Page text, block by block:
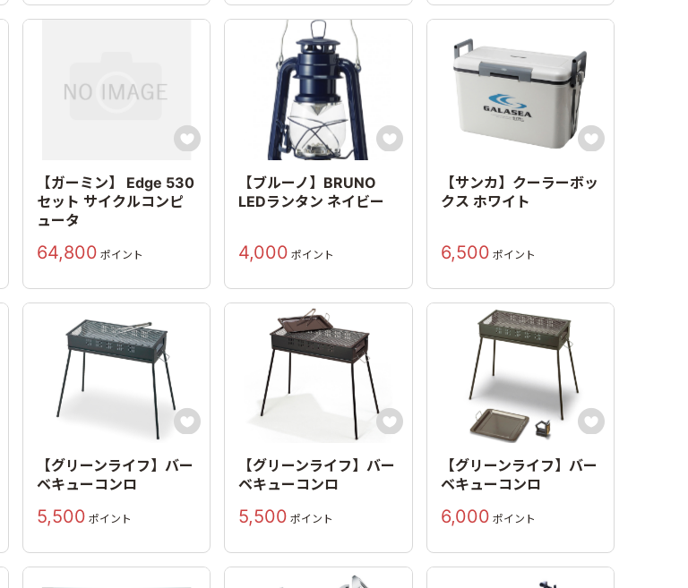

【ガーミン】 Edge 530
セット サイクルコンピ
ュータ
64,800 ポイント

【ブルーノ】BRUNO
LEDランタン ネイビー
4,000 ポイント

【サンカ】クーラーボッ
クス ホワイト
6,500 ポイント

【グリーンライフ】バー
ベキューコンロ
5,500 ポイント

【グリーンライフ】バー
ベキューコンロ
5,500 ポイント

【グリーンライフ】バー
ベキューコンロ
6,000 ポイント